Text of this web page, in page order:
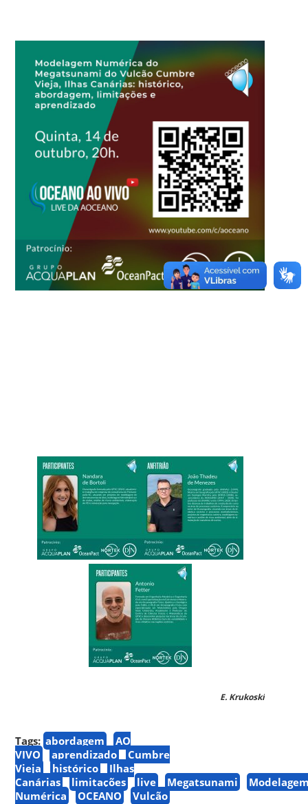
E. Krukoski
Tags: abordagem
AO
VIVO
aprendizado
Cumbre
Vieja
histórico
Ilhas
Canárias
limitações live Megatsunami
Numérica
OCEANO Vulcão